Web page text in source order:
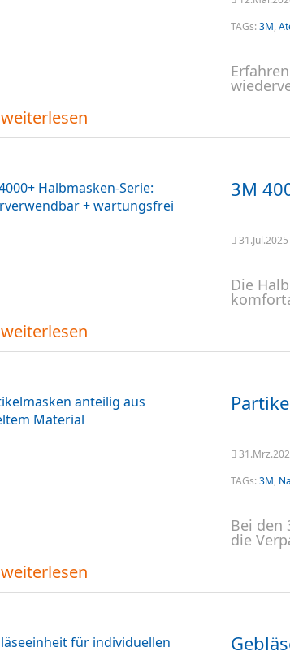
TAGs:3M,
weiterlesen
3M
31.Jul.2025
Die
weiterlesen
TAGs:3M,
Bei den
die
weiterlesen